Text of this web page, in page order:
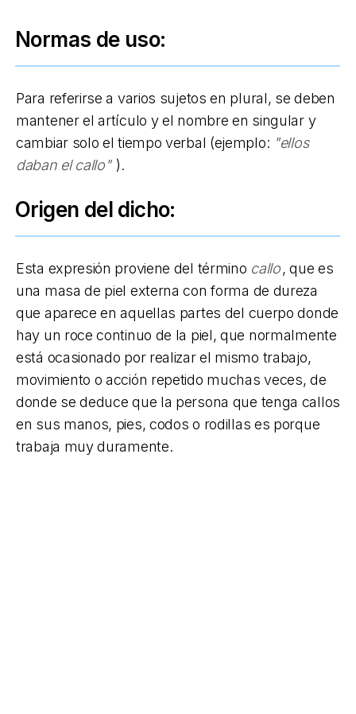
Normas de uso:
Para referirse a varios sujetos en plural, se deben
mantener el artículo y el nombre en singular y
cambiar solo el tiempo verbal (ejemplo: "ellos
daban el callo" ).
Origen del dicho:
Esta expresión proviene del término callo , que es
una masa de piel externa con forma de dureza
que aparece en aquellas partes del cuerpo donde
hay un roce continuo de la piel, que normalmente
está ocasionado por realizar el mismo trabajo,
movimiento o acción repetido muchas veces, de
donde se deduce que la persona que tenga callos
en sus manos, pies, codos o rodillas es porque
trabaja muy duramente.